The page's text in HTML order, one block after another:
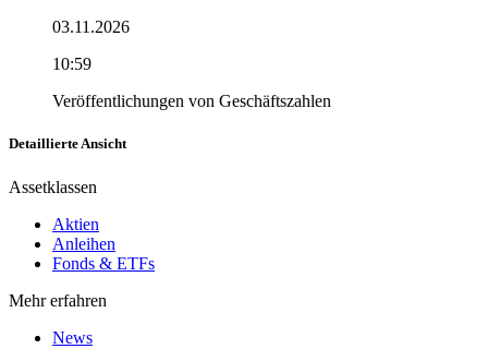
03.11.2026
10:59
Veröffentlichungen von Geschäftszahlen
Detaillierte Ansicht
Assetklassen
Aktien
Anleihen
Fonds & ETFs
Mehr erfahren
News